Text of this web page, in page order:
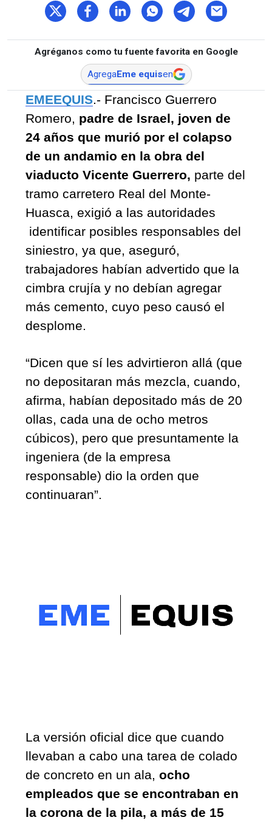
Agréganos como tu fuente favorita en Google
AgregaEme equisen
EMEEQUIS.- Francisco Guerrero
Romero, padre de Israel, joven de
24 años que murió por el colapso
de un andamio en la obra del
viaducto Vicente Guerrero, parte del
tramo carretero Real del Monte-
Huasca, exigió a las autoridades
identificar posibles responsables del
siniestro, ya que, aseguró,
trabajadores habían advertido que la
cimbra crujía y no debían agregar
más cemento, cuyo peso causó el
desplome.
“Dicen que sí les advirtieron allá (que
no depositaran más mezcla, cuando,
afirma, habían depositado más de 20
ollas, cada una de ocho metros
cúbicos), pero que presuntamente la
ingeniera (de la empresa
responsable) dio la orden que
continuaran”.
La versión oficial dice que cuando
llevaban a cabo una tarea de colado
de concreto en un ala, ocho
empleados que se encontraban en
la corona de la pila, a más de 15